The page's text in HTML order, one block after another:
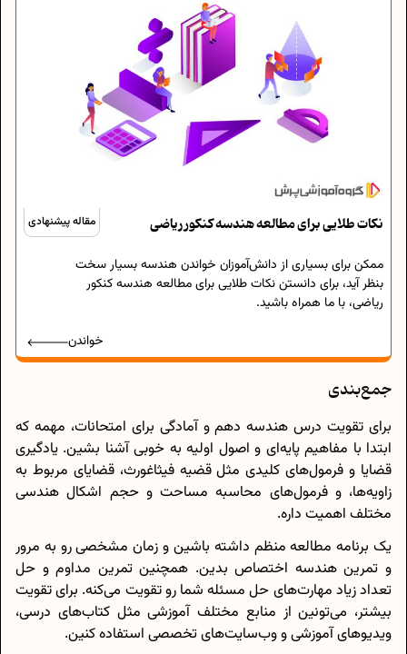
مقاله پیشنهادی نکات طلایی برای مطالعه هندسه کنکور ریاضی
ممکن برای بسیاری از دانش‌آموزان خواندن هندسه بسیار سخت
بنظر آید، برای دانستن نکات طلایی برای مطالعه هندسه کنکور
ریاضی، با ما همراه باشید.
خواندن
جمع‌بندی
برای تقویت درس هندسه دهم و آمادگی برای امتحانات، مهمه که
ابتدا با مفاهیم پایه‌ای و اصول اولیه به خوبی آشنا بشین. یادگیری
قضایا و فرمول‌های کلیدی مثل قضیه فیثاغورث، قضایای مربوط به
زاویه‌ها، و فرمول‌های محاسبه مساحت و حجم اشکال هندسی
مختلف اهمیت داره.
یک برنامه مطالعه منظم داشته باشین و زمان مشخصی رو به مرور
و تمرین هندسه اختصاص بدین. همچنین تمرین مداوم و حل
تعداد زیاد مهارت‌های حل مسئله شما رو تقویت می‌کنه. برای تقویت
بیشتر، می‌تونین از منابع مختلف آموزشی مثل کتاب‌های درسی،
ویدیوهای آموزشی و وب‌سایت‌های تخصصی استفاده کنین.